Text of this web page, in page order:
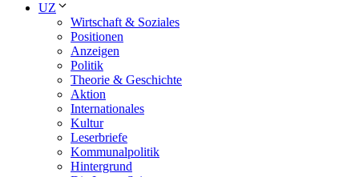
UZ
Wirtschaft & Soziales
Positionen
Anzeigen
Politik
Theorie & Geschichte
Aktion
Internationales
Kultur
Leserbriefe
Kommunalpolitik
Hintergrund